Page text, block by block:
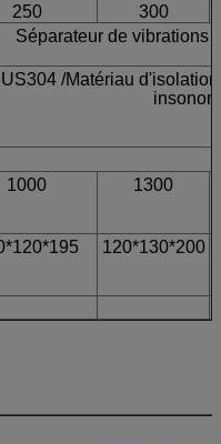
250
300
Séparateur de vibrations
/Matériau
1000 1300
120*130*200